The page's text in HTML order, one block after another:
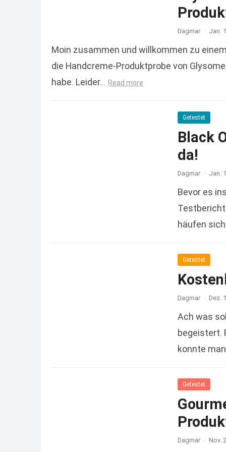
Dagmar · Jan.
Moin zusammen und willkommen zu
die Handcreme-Produktprobe von
habe. Leider… Read more
Getestet
Black
da!
Dagmar · Jan.
Bevor es
häufen
Getestet
Dagmar · Dez.
Ach was
begeistert.
konnte
Getestet
Dagmar · Nov.